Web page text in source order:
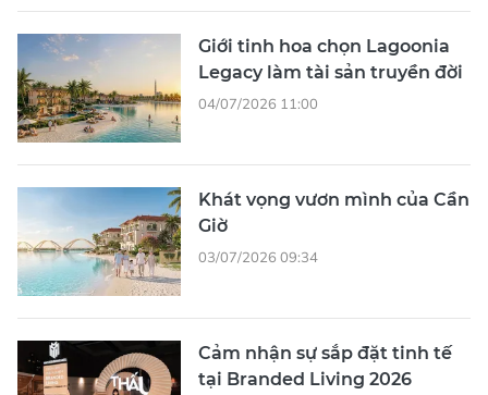
Giới tinh hoa chọn Lagoonia
Legacy làm tài sản truyền đời
04/07/2026 11:00
Khát vọng vươn mình của Cần
Giờ
03/07/2026 09:34
Cảm nhận sự sắp đặt tinh tế
tại Branded Living 2026